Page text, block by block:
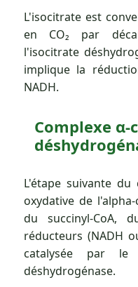
L'isocitrate est
en CO₂ par
l'isocitrate
implique la
NADH.
Complexe
L'étape suivante du
oxydative de
du succinyl-CoA,
réducteurs (NADH
catalysée par le
déshydrogénase.